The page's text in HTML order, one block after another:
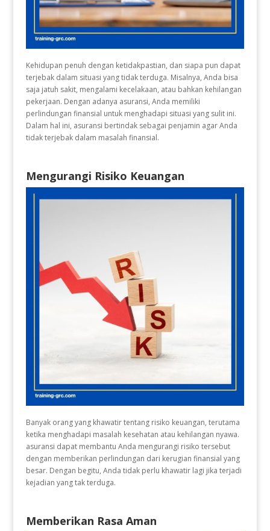
Kehidupan penuh dengan ketidakpastian, dan siapa pun dapat
terjebak dalam situasi yang tidak terduga. Misalnya, Anda bisa
saja jatuh sakit, mengalami kecelakaan, atau bahkan kehilangan
pekerjaan. Dengan adanya asuransi, Anda memiliki
perlindungan finansial untuk menghadapi situasi yang sulit ini.
Dalam hal ini, asuransi bertindak sebagai penjamin agar Anda
tidak terjebak dalam masalah finansial.
Mengurangi Risiko Keuangan
Banyak orang yang khawatir tentang risiko keuangan, terutama
ketika menghadapi masalah kesehatan atau kehilangan nyawa.
asuransi dapat membantu Anda mengurangi risiko tersebut
dengan memberikan perlindungan dari kerugian finansial yang
besar. Dengan begitu, Anda tidak perlu khawatir lagi jika terjadi
kejadian yang tak terduga.
Memberikan Rasa Aman